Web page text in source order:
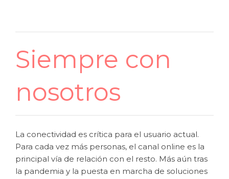
Siempre con
nosotros
La conectividad es crítica para el usuario actual.
Para cada vez más personas, el canal online es la
principal vía de relación con el resto. Más aún tras
la pandemia y la puesta en marcha de soluciones